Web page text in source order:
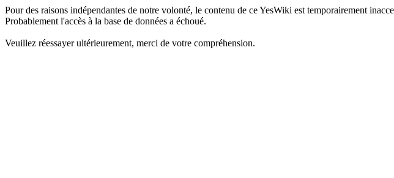
Pour des raisons indépendantes de notre volonté, le contenu de ce YesWiki est temporairement
Probablement l'accès à la base de données a échoué.
Veuillez réessayer ultérieurement, merci de votre compréhension.